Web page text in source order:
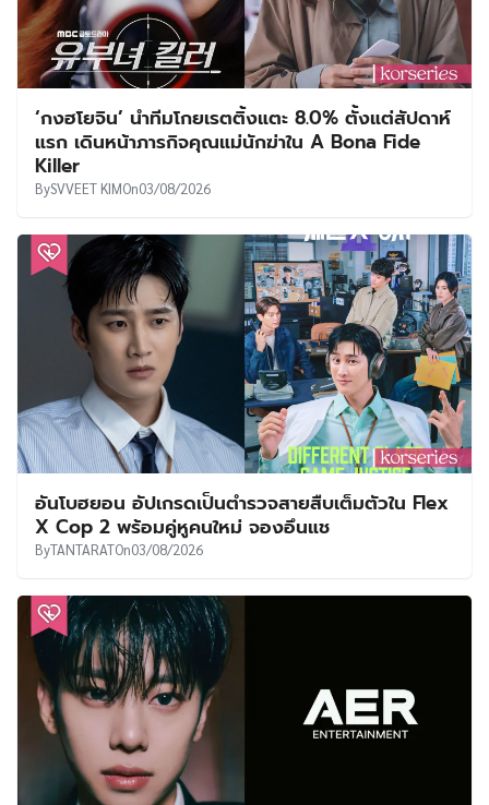
‘กงฮโยจิน’ นำทีมโกยเรตติ้งแตะ 8.0% ตั้งแต่สัปดาห์
แรก เดินหน้าภารกิจคุณแม่นักฆ่าใน A Bona Fide
Killer
BySVVEET KIMOn03/08/2026
อันโบฮยอน อัปเกรดเป็นตำรวจสายสืบเต็มตัวใน Flex
X Cop 2 พร้อมคู่หูคนใหม่ จองอึนแช
ByTANTARATOn03/08/2026